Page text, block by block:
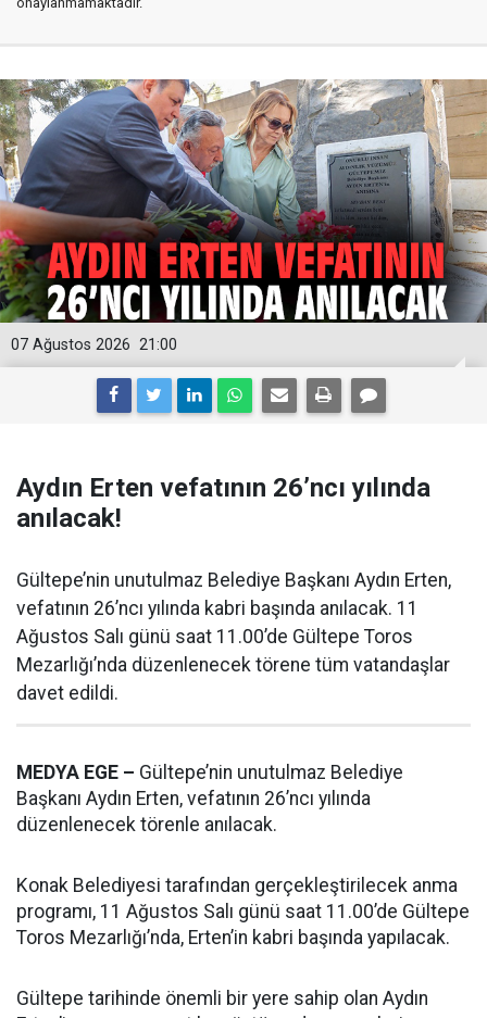
21:00
07 Ağustos 2026
Aydın Erten vefatının 26’ncı yılında
anılacak!
Gültepe’nin unutulmaz Belediye Başkanı Aydın Erten,
vefatının 26’ncı yılında kabri başında anılacak. 11
Ağustos Salı günü saat 11.00’de Gültepe Toros
Mezarlığı’nda düzenlenecek törene tüm vatandaşlar
davet edildi.
MEDYA EGE – Gültepe’nin unutulmaz Belediye
Başkanı Aydın Erten, vefatının 26’ncı yılında
düzenlenecek törenle anılacak.
Konak Belediyesi tarafından gerçekleştirilecek anma
programı, 11 Ağustos Salı günü saat 11.00’de Gültepe
Toros Mezarlığı’nda, Erten’in kabri başında yapılacak.
Gültepe tarihinde önemli bir yere sahip olan Aydın